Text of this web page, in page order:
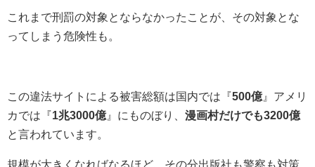
これまで刑罰の対象とならなかったことが、その対象とな
ってしまう危険性も。
この違法サイトによる被害総額は国内では『500億 』アメリ
カでは『1兆3000億 』にものぼり、 漫画村だけでも3200億
と言われています。
規模が大きくなればなるほど、その分出版社も警察も対策